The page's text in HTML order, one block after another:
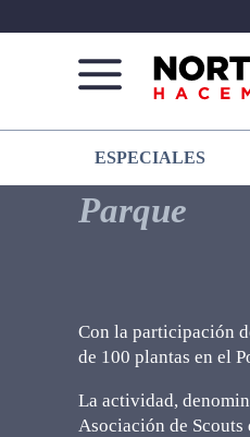
Norte
De
Más
que
noticias,
hacemos
ESPECIALES
Parque
Con la participación
de 100 plantas en el
La actividad,
Asociación de